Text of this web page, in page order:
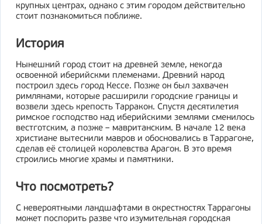
крупных центрах, однако с этим городом действительно
стоит познакомиться поближе.
История
Нынешний город стоит на древней земле, некогда
освоенной иберийскми племенами. Древний народ
построил здесь город Кессе. Позже он был захвачен
римлянами, которые расширили городские границы и
возвели здесь крепость Тарракон. Спустя десятилетия
римское господство над иберийскими землями сменилось
вестготским, а позже – мавританским. В начале 12 века
христиане вытеснили мавров и обосновались в Таррагоне,
сделав её столицей королевства Арагон. В это время
строились многие храмы и памятники.
Что посмотреть?
С невероятными ландшафтами в окрестностях Таррагоны
может поспорить разве что изумительная городская